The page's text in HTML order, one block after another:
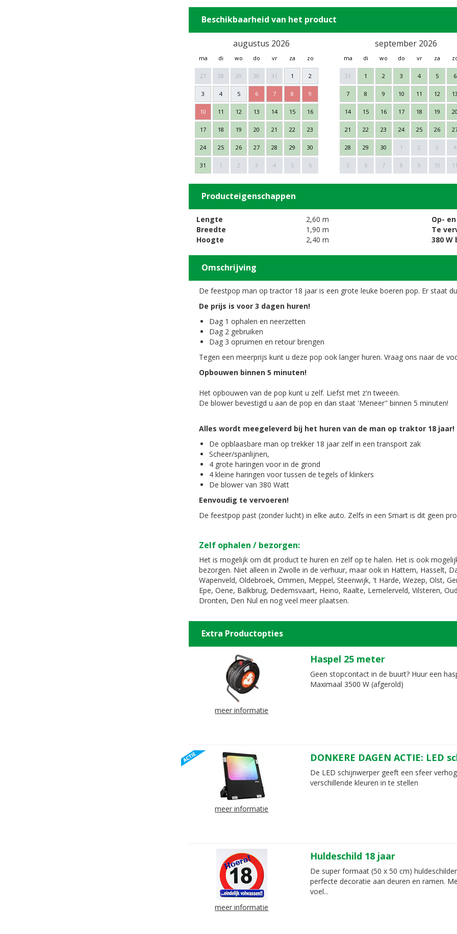
Beschikbaarheid van het product
augustus 2026
ma di wo do vr za zo
27 28 29 30 31 1 2
3 4 5 6 7 8 9
10 11 12 13 14 15 16
17 18 19 20 21 22 23
24 25 26 27 28 29 30
31 1 2 3 4 5 6
september 2026
ma di wo do vr za
31 1 2 3 4 5 6
7 8 9 10 11 12 13
14 15 16 17 18 19 20
21 22 23 24 25 26
28 29 30 1 2 3 4
5 6 7 8 9 10 11
Producteigenschappen
Lengte
2,60 m
Breedte
1,90 m
Hoogte
2,40 m
Op-
Te
380 W
Omschrijving
De feestpop man op tractor 18 jaar is een grote leuke boeren pop. Er staat
De prijs is voor 3 dagen huren!
Dag 1 ophalen en neerzetten
Dag 2 gebruiken
Dag 3 opruimen en retour brengen
Tegen een meerprijs kunt u deze pop ook langer huren. Vraag ons naar de
Opbouwen binnen 5 minuten!
Het opbouwen van de pop kunt u zelf. Liefst met z'n tweeën.
De blower bevestigd u aan de pop en dan staat 'Meneer" binnen 5 minuten!
Alles wordt meegeleverd bij het huren van de man op traktor 18 jaar!
De opblaasbare man op trekker 18 jaar zelf in een transport zak
Scheer/spanlijnen,
4 grote haringen voor in de grond
4 kleine haringen voor tussen de tegels of klinkers
De blower van 380 Watt
Eenvoudig te vervoeren!
De feestpop past (zonder lucht) in elke auto. Zelfs in een Smart is dit geen
Zelf ophalen / bezorgen:
Het is mogelijk om dit product te huren en zelf op te halen. Het is ook
bezorgen. Niet alleen in Zwolle in de verhuur, maar ook in Hattem, Hasselt,
Wapenveld, Oldebroek, Ommen, Meppel, Steenwijk, 't Harde, Wezep, Olst,
Epe, Oene, Balkbrug, Dedemsvaart, Heino, Raalte, Lemelerveld, Vilsteren,
Dronten, Den Nul en nog veel meer plaatsen.
Extra Productopties
meer informatie
Haspel 25 meter
Geen stopcontact in de buurt? Huur een
Maximaal 3500 W (afgerold)
meer informatie
DONKERE DAGEN ACTIE: LED
De LED schijnwerper geeft een sfeer
verschillende kleuren in te stellen
meer informatie
Huldeschild 18 jaar
De super formaat (50 x 50 cm)
perfecte decoratie aan deuren en ramen.
voel...